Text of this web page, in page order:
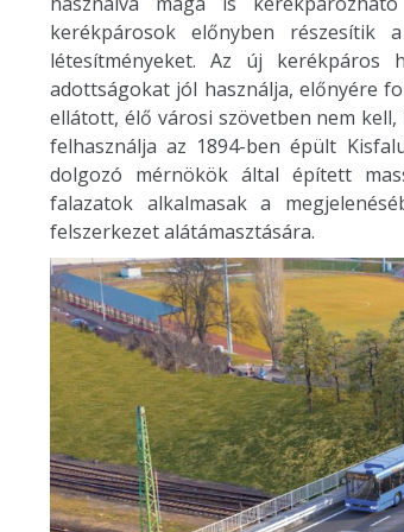
kerékpárosok előnyben részesítik
létesítményeket. Az új kerékpáros
adottságokat jól használja, előnyére
ellátott, élő városi szövetben nem
felhasználja az 1894-ben épült
dolgozó mérnökök által épített
falazatok alkalmasak a
felszerkezet alátámasztására.